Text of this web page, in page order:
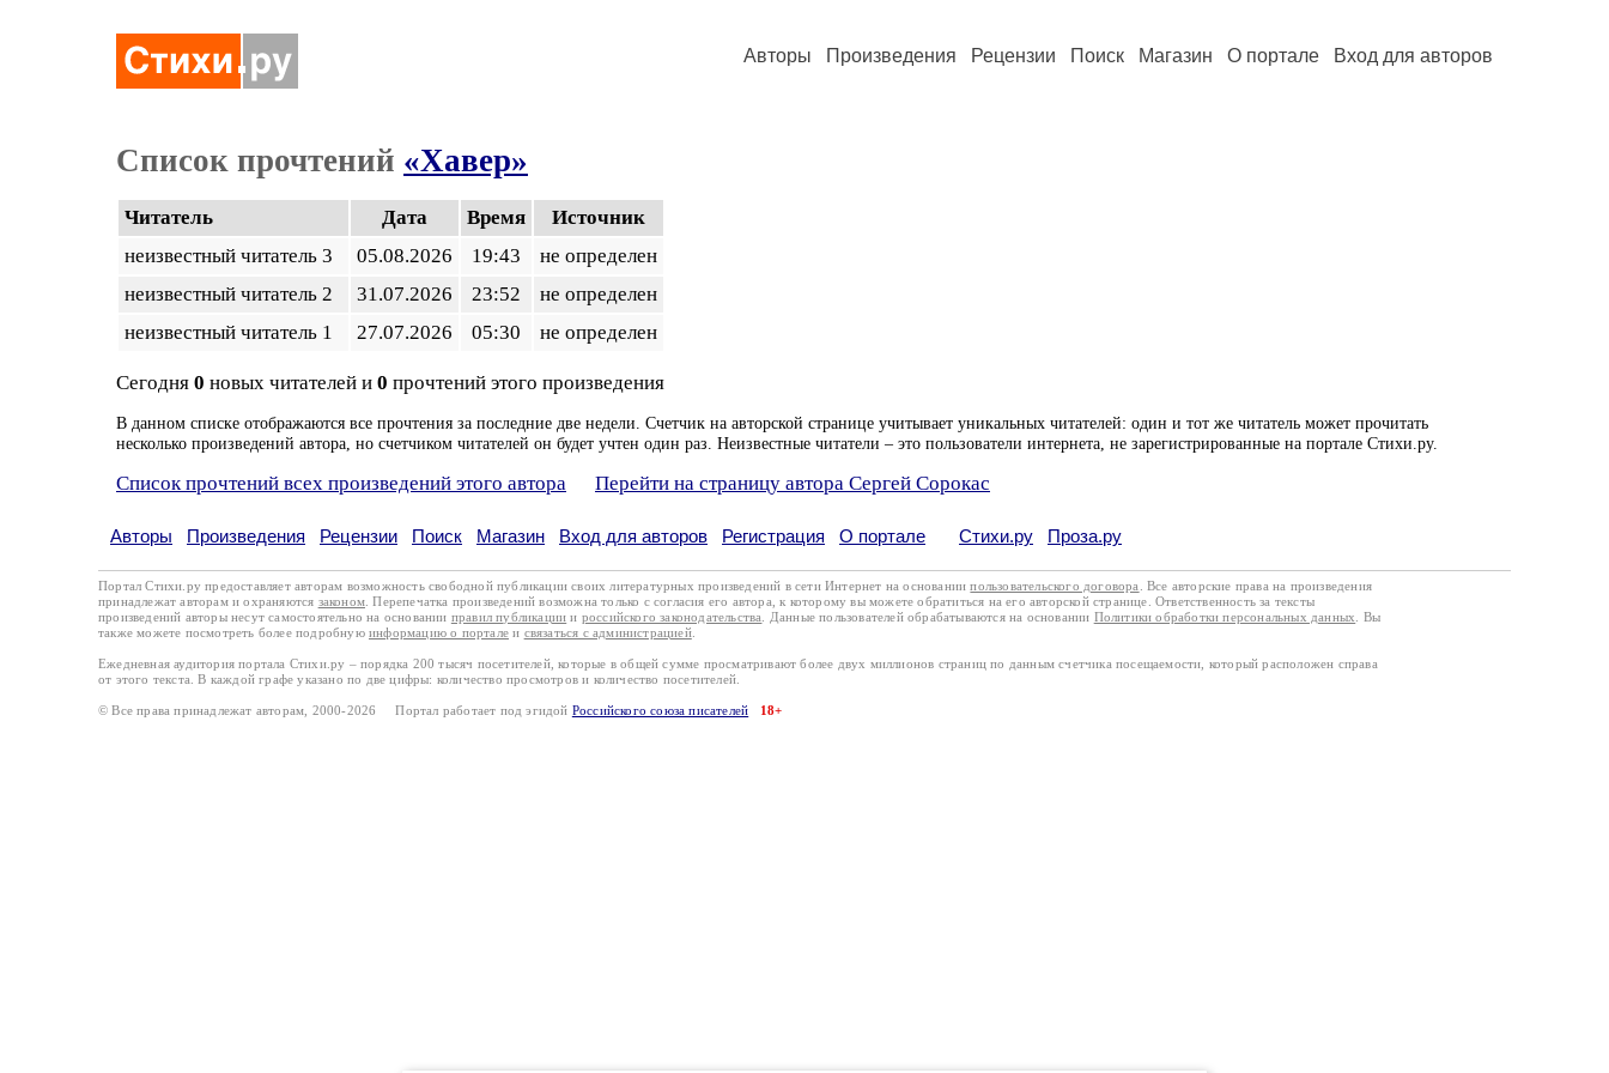
Авторы Произведения Рецензии Поиск Магазин О портале Вход для авторов
Список прочтений «Хавер»
Читатель Дата Время
Источник
неизвестный читатель 3
05.08.2026 19:43
не определен
неизвестный читатель 2
31.07.2026 23:52
не определен
неизвестный читатель 1
27.07.2026 05:30 не определен
Сегодня 0 новых читателей и 0 прочтений этого произведения
В данном списке отображаются все прочтения за последние две недели. Счетчик на авторской странице учитывает уникальных читателей: один и тот же читатель может прочитать
несколько произведений автора, но счетчиком читателей он будет учтен один раз. Неизвестные читатели – это пользователи интернета, не зарегистрированные на портале Стихи.ру.
Список прочтений всех произведений этого автора Перейти на страницу автора Сергей Сорокас
Авторы Произведения Рецензии Поиск Магазин Вход для авторов Регистрация О портале Стихи.ру Проза.ру
Портал Стихи.ру предоставляет авторам возможность свободной публикации своих литературных произведений в сети Интернет на основаниипользовательского договора
. Все авторские права на произведения
принадлежат авторам и охраняются законом . Перепечатка произведений возможна только с согласия его автора, к которому вы можете обратиться на его авторской странице. Ответственность за тексты
произведений авторы несут самостоятельно на основании правил публикации и российского законодательства . Данные пользователей обрабатываются на основании Политики обработки персональных данных
. Вы
также можете посмотреть более подробную информацию о портале и связаться с администрацией.
Ежедневная аудитория портала Стихи.ру – порядка 200 тысяч посетителей, которые в общей сумме просматривают более двух миллионов страниц по данным счетчика посещаемости, который расположен справа
от этого текста. В каждой графе указано по две цифры: количество просмотров и количество посетителей.
© Все права принадлежат авторам, 2000-2026 Портал работает под эгидой Российского союза писателей 18+